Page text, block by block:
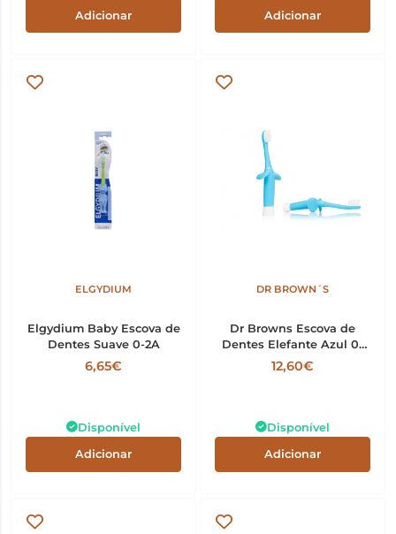
Adicionar Adicionar
ELGYDIUM
Elgydium Baby Escova de
Dentes Suave 0-2A
6,65€
Disponível
Adicionar
DR BROWN´S
Dr Browns Escova de
Dentes Elefante Azul 0-
3m+
12,60€
Disponível
Adicionar